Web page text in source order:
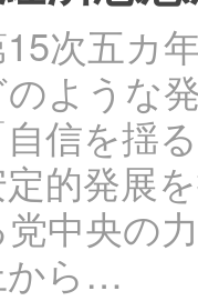
次五カ
ような
信を揺
的発展
中央の
から…